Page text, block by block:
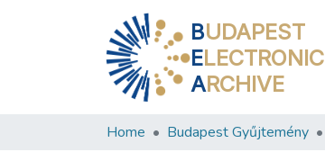
BUDAPEST
ELECTRONIC
ARCHIVE
Home Budapest Gyűjtemény